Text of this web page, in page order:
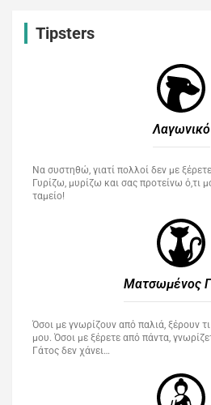
Tipsters
Λαγωνικό
Να συστηθώ, γιατί πολλοί δεν με
Γυρίζω, μυρίζω και σας προτείνω ό,τι
ταμείο!
Ματσωμένος
Όσοι με γνωρίζουν από παλιά, ξέρουν
μου. Όσοι με ξέρετε από πάντα,
Γάτος δεν χάνει…